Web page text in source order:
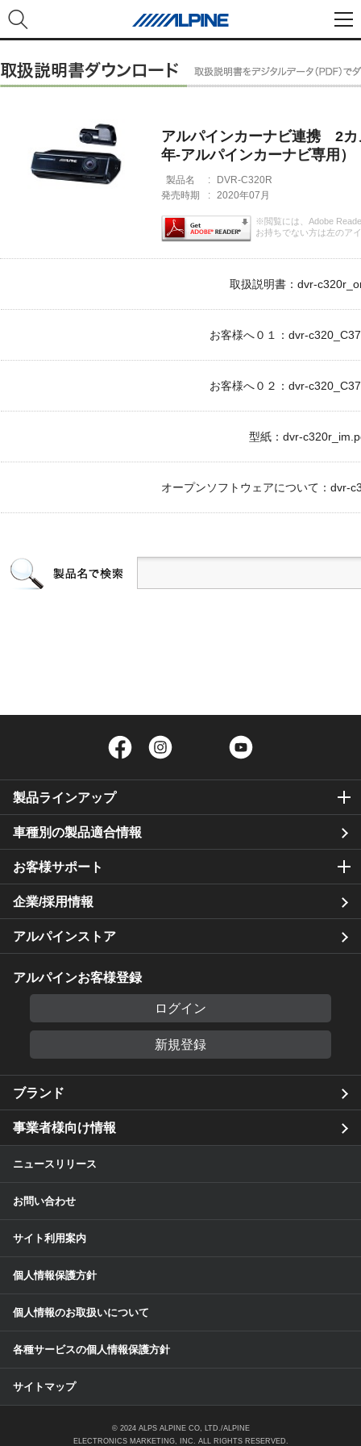
アルパインカーナビ連携 2カ
年-アルパインカーナビ専用）
製品名 :
DVR-C320R
発売時期
: 2020年07月
※閲覧には、Adobe
お持ちでない方は左のア
取扱説明書：dvr-
お客様へ０１：dvr-
お客様へ０２：dvr-
型紙：dvr-
オープンソフトウェアについて：dvr-
Facebook Twitter
製品ラインアップ
車種別の製品適合情報
お客様サポート
企業/採用情報
アルパインストア
アルパインお客様登録
ログイン
新規登録
ブランド
事業者様向け情報
ニュースリリース
お問い合わせ
サイト利用案内
個人情報保護方針
個人情報のお取扱いについて
各種サービスの個人情報保護方針
サイトマップ
© 2024 ALPS ALPINE CO, LTD./ALPINE
ELECTRONICS MARKETING, INC. ALL RIGHTS RESERVED.